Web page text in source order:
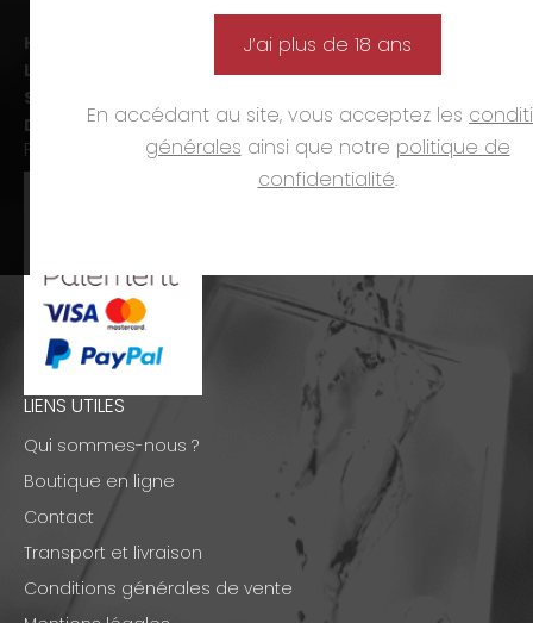
J’ai plus de 18 ans
En accédant au site, vous acceptez les
générales ainsi que notre politique de
confidentialité.
Horaires d’ouverture :
Lun-ven. :
09h00-12h00 et 14h00-19h00
Sam. :
Dim. et jours fériés :fermé
PAIEMENTS
LIENS UTILES
Qui sommes-nous ?
Boutique en ligne
Contact
Transport et livraison
Conditions générales de vente